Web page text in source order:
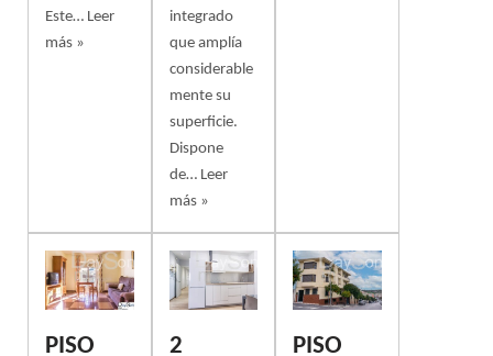
Este… Leer
más »
integrado
que amplía
considerable
mente su
superficie.
Dispone
de… Leer
más »
PISO
2
PISO